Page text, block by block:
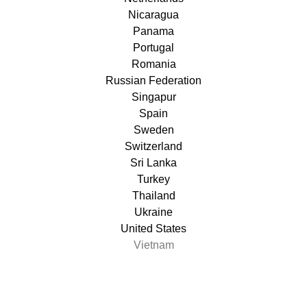
Nicaragua
Panama
Portugal
Romania
Russian Federation
Singapur
Spain
Sweden
Switzerland
Sri Lanka
Turkey
Thailand
Ukraine
United States
Vietnam